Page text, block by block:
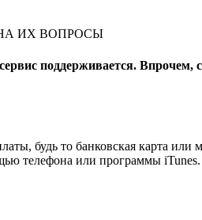
ИХ ВОПРОСЫ
поддерживается. Впрочем,
будь то банковская карта
телефона или программы iTunes.